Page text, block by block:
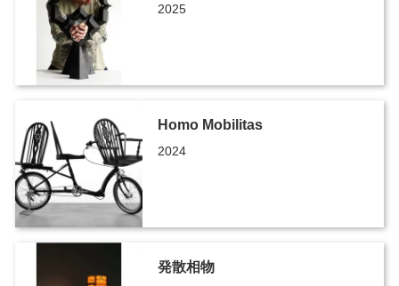
2025
Homo Mobilitas
2024
発散相物